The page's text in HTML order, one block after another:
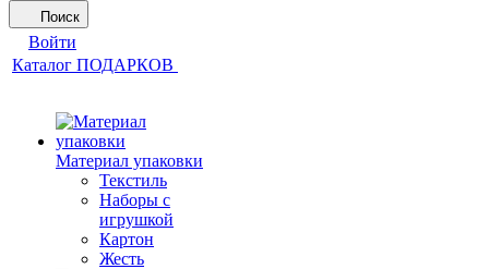
Поиск
Войти
Каталог ПОДАРКОВ
Материал упаковки
Текстиль
Наборы с
игрушкой
Картон
Жесть